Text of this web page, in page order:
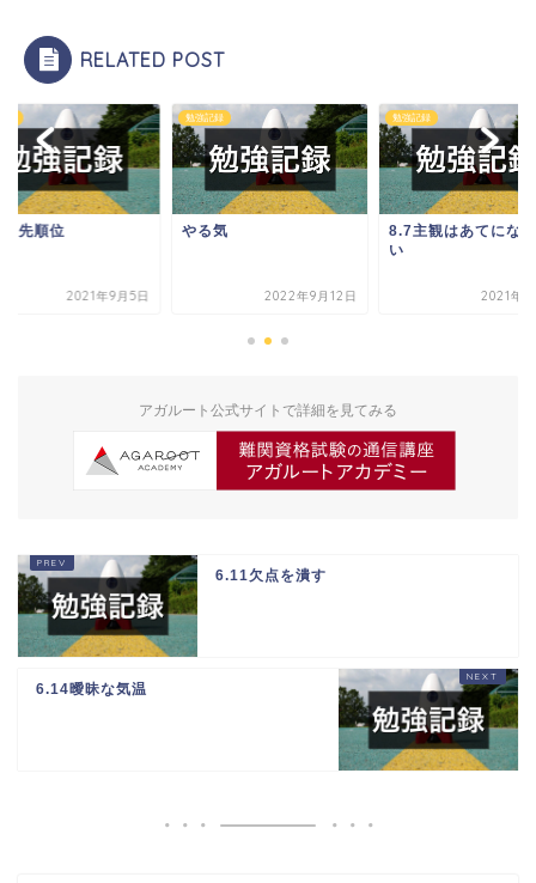
RELATED POST
先順位
2021年9月5日
勉強記録
やる気
2022年9月12日
勉強記録
8.7主観はあてにな
い
2021年8
アガルート公式サイトで詳細を見てみる
6.11欠点を潰す
6.14曖昧な気温